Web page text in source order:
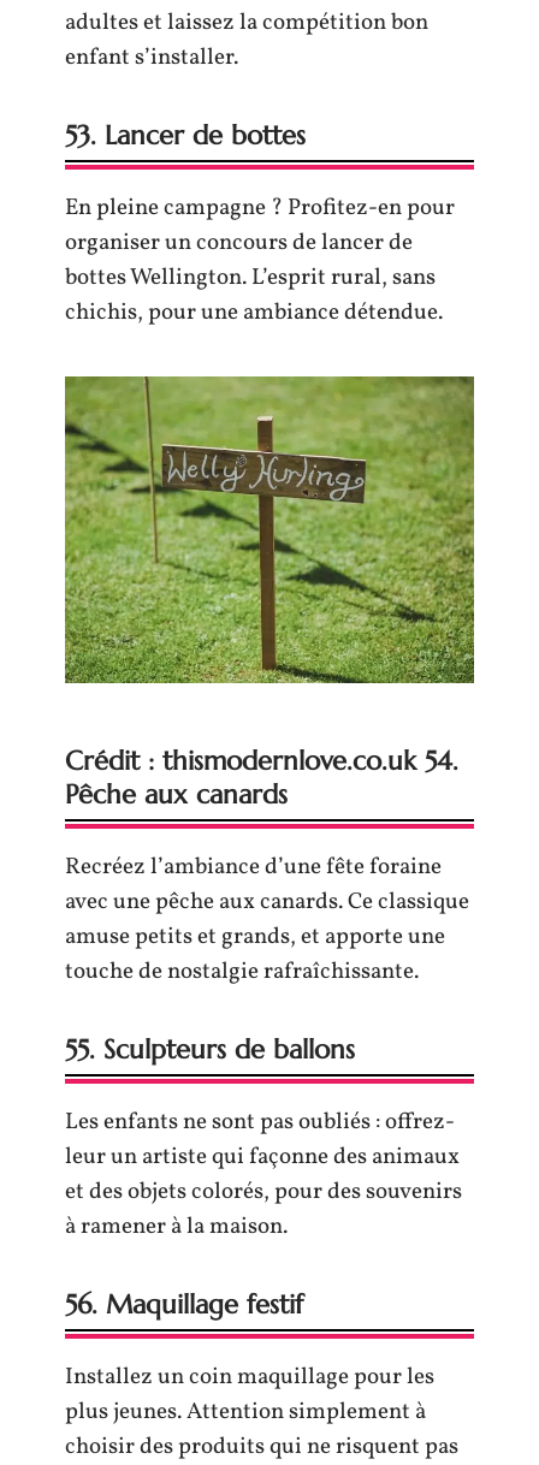
adultes et laissez la compétition bon
enfant s’installer.
53. Lancer de bottes
En pleine campagne ? Profitez-en pour
organiser un concours de lancer de
bottes Wellington. L’esprit rural, sans
chichis, pour une ambiance détendue.
Crédit : thismodernlove.co.uk 54.
Pêche aux canards
Recréez l’ambiance d’une fête foraine
avec une pêche aux canards. Ce classique
amuse petits et grands, et apporte une
touche de nostalgie rafraîchissante.
55. Sculpteurs de ballons
Les enfants ne sont pas oubliés : offrez-
leur un artiste qui façonne des animaux
et des objets colorés, pour des souvenirs
à ramener à la maison.
56. Maquillage festif
Installez un coin maquillage pour les
plus jeunes. Attention simplement à
choisir des produits qui ne risquent pas